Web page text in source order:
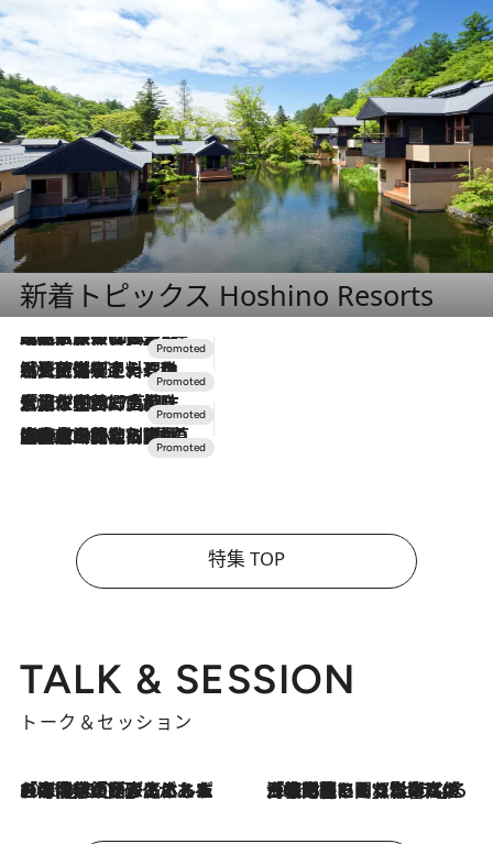
新着トピックス Hoshino Resorts
2026.7.31
【ホテル帰省】という選択肢をOMOが提案。家族とほどよい距離を保つには「昼は実家、夜は気兼ねなくホテルで！」
2026.7.24
【夏限定ディナーコース】旬を迎える稚鮎や花ズッキーニなどをイタリア・トスカーナの郷土料理の手法で満喫！
2026.7.17
「土佐和ハーブかき氷」がOMO7高知に登場！生姜、山椒、大葉など目にも舌にも涼を呼ぶ郷土の味
2026.7.10
NEW OPEN！【界 草津】名湯の地に誕生。趣の異なる2種の温泉と上州ならではの会席・蕎麦割烹など美食を味わう究極の癒やし旅
特集 TOP
TALK & SESSION
トーク＆セッション
2026.8.3
「今後値上げがあるとすれば…」「リスクがあるのは今年の冬」エネルギー専門家が語る、ホルムズ海峡封鎖が家庭にもたらす“ある心配” 2026.8.3
「住宅建てられない…」「サーチャージ料の高値が続いている」ホルムズ海峡封鎖による影響はいつまで続く？《エネルギー専門家に聞く“どうなる日本の暮らし”》